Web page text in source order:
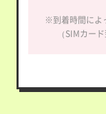
※到着時間によ
（SIMカー